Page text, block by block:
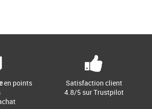
en points
Satisfaction client
4.8/5 sur Trustpilot